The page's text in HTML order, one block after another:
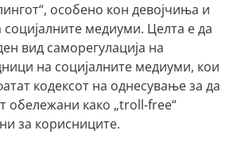
особено кон девојчиња и
медиуми. Целта е да
вид саморегулација на
на социјалните медиуми, кои
кодексот на однесување за да
обележани како „troll-free“
за корисниците.